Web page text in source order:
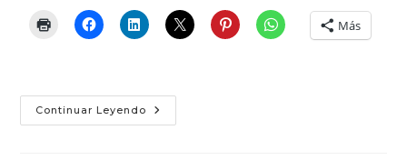
Más
Continuar Leyendo Sistemas
Dispersos